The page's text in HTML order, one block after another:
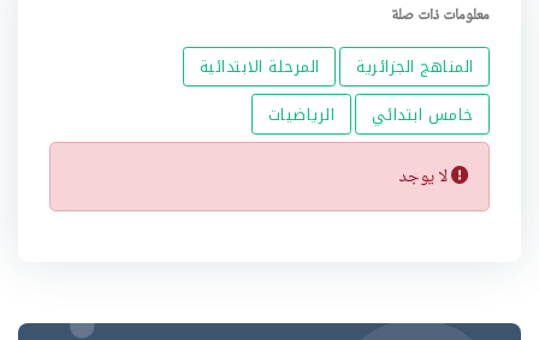
معلومات ذات صلة
المناهج الجزائرية
المرحلة الابتدائية
خامس ابتدائي
الرياضيات
لا يوجد